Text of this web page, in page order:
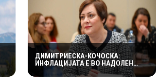
ДИМИТРИЕСКА-КОЧОСКА:
ИНФЛАЦИЈАТА Е ВО НАДОЛЕН
ТРЕНД, ПРОДОЛЖУВА НЕЈЗИНОТО
НАМАЛУВАЊЕ